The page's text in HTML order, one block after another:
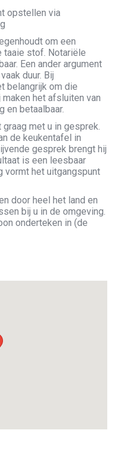
opstellen via
om een
taaie stof. Notariële
Een ander argument
duur. Bij
belangrijk om die
het afsluiten van
en betaalbaar.
met u in gesprek.
de keukentafel in
gesprek brengt hij
is een leesbaar
vormt het uitgangspunt
door heel het land en
bij u in de omgeving.
onderteken in (de